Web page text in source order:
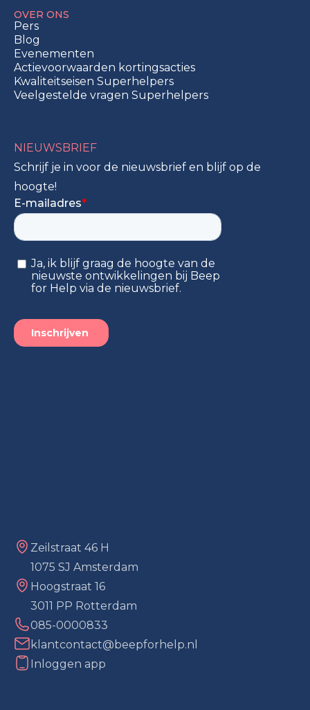
OVER ONS
Pers
Blog
Evenementen
Actievoorwaarden kortingsacties
Kwaliteitseisen Superhelpers
Veelgestelde vragen Superhelpers
Zeilstraat 46 H
1075 SJ Amsterdam
Hoogstraat 16
3011 PP Rotterdam
085-0000833
klantcontact@beepforhelp.nl
Inloggen app
NIEUWSBRIEF
Schrijf je in voor de nieuwsbrief en blijf op de
hoogte!